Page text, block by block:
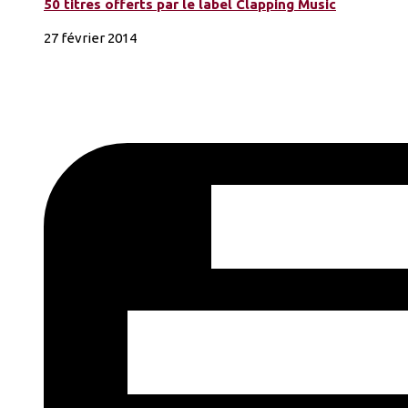
50 titres offerts par le label Clapping Music
27 février 2014